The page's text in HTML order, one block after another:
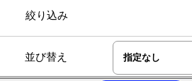
絞り込み
並び替え